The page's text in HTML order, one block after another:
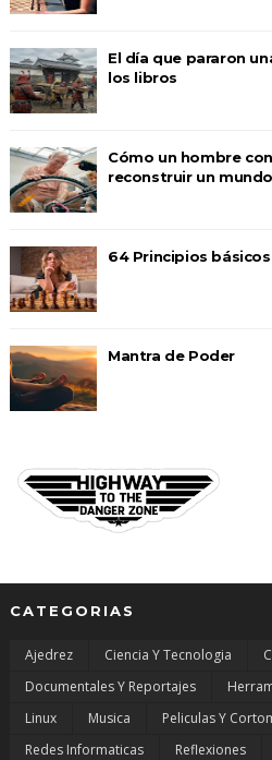
El día que pararon
los libros
Cómo un hombre
reconstruir un
64 Principios
Mantra de Poder
CATEGORIAS
Ajedrez Ciencia Y Tecnologia
Documentales Y Reportajes
Linux
Musica Peliculas Y
Redes Informaticas
Reflexiones